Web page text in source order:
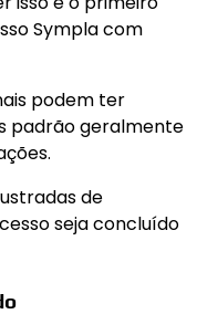
Sympla com
podem ter
padrão geralmente
de
seja concluído